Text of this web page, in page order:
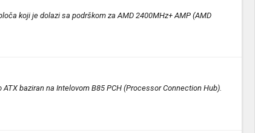
koji je dolazi sa podrškom za AMD 2400MHz+ AMP (AMD
baziran na Intelovom B85 PCH (Processor Connection Hub).